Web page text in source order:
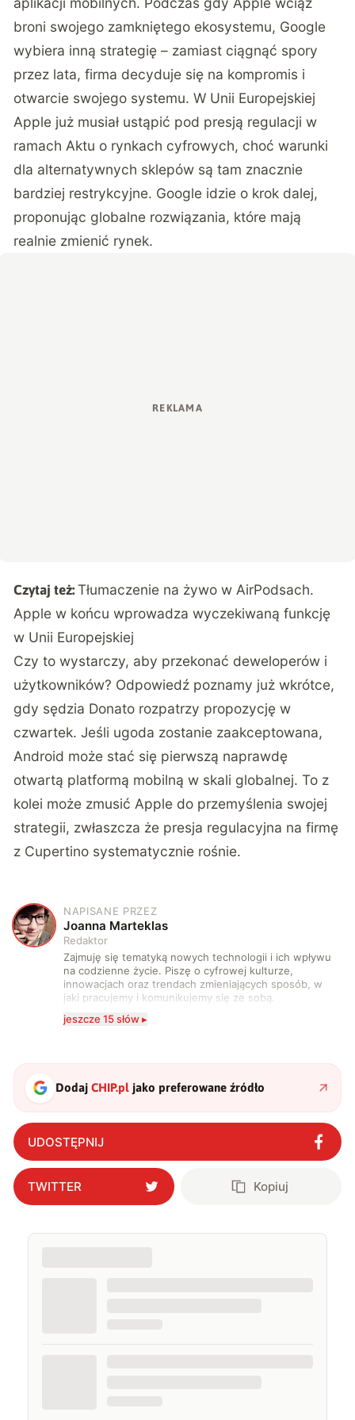
broni swojego zamkniętego ekosystemu, Google
wybiera inną strategię – zamiast ciągnąć spory
przez lata, firma decyduje się na kompromis i
otwarcie swojego systemu. W Unii Europejskiej
Apple już musiał ustąpić pod presją regulacji w
ramach Aktu o rynkach cyfrowych, choć warunki
dla alternatywnych sklepów są tam znacznie
bardziej restrykcyjne. Google idzie o krok dalej,
proponując globalne rozwiązania, które mają
realnie zmienić rynek.
Czytaj też:Tłumaczenie na żywo w AirPodsach.
Apple w końcu wprowadza wyczekiwaną funkcję
w Unii Europejskiej
Czy to wystarczy, aby przekonać deweloperów i
użytkowników? Odpowiedź poznamy już wkrótce,
gdy sędzia Donato rozpatrzy propozycję w
czwartek. Jeśli ugoda zostanie zaakceptowana,
Android może stać się pierwszą naprawdę
otwartą platformą mobilną w skali globalnej. To z
kolei może zmusić Apple do przemyślenia swojej
strategii, zwłaszcza że presja regulacyjna na firmę
z Cupertino systematycznie rośnie.
J
NAPISANE PRZEZ
Joanna Marteklas
Redaktor
Zajmuję się tematyką nowych technologii i ich wpływu
na codzienne życie. Piszę o cyfrowej kulturze,
innowacjach oraz trendach zmieniających sposób, w
jaki pracujemy i komunikujemy się ze sobą.
Szczególnie interesuje mnie relacja między rozwojem
technologii a współczesną popkulturą. W wolnych
jeszcze 15 słów ▸
DodajCHIP.pl jako preferowane źródło
UDOSTĘPNIJ
TWITTER Kopiuj